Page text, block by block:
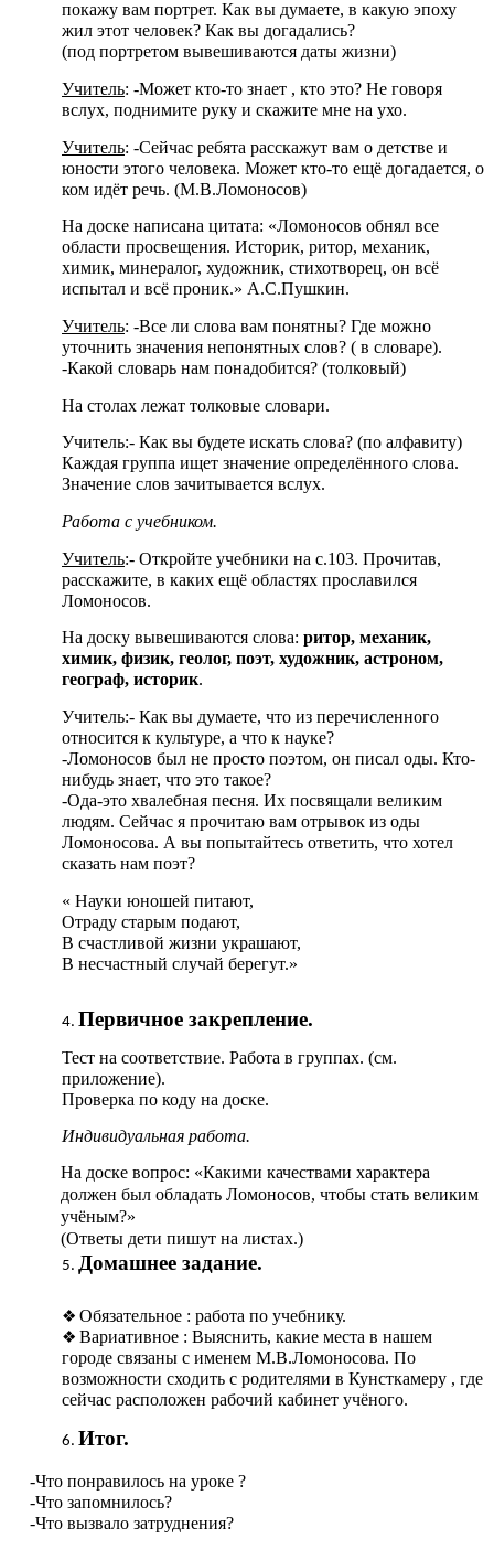
покажу вам портрет. Как вы думаете, в какую эпоху
жил этот человек? Как вы догадались?
(под портретом вывешиваются даты жизни)
Учитель: -Может кто-то знает , кто это? Не говоря
вслух, поднимите руку и скажите мне на ухо.
Учитель: -Сейчас ребята расскажут вам о детстве и
юности этого человека. Может кто-то ещё догадается, о
ком идёт речь. (М.В.Ломоносов)
На доске написана цитата: «Ломоносов обнял все
области просвещения. Историк, ритор, механик,
химик, минералог, художник, стихотворец, он всё
испытал и всё проник.» А.С.Пушкин.
Учитель: -Все ли слова вам понятны? Где можно
уточнить значения непонятных слов? ( в словаре).
-Какой словарь нам понадобится? (толковый)
На столах лежат толковые словари.
Учитель:- Как вы будете искать слова? (по алфавиту)
Каждая группа ищет значение определённого слова.
Значение слов зачитывается вслух.
Работа с учебником.
Учитель:- Откройте учебники на с.103. Прочитав,
расскажите, в каких ещё областях прославился
Ломоносов.
На доску вывешиваются слова: ритор, механик,
химик, физик, геолог, поэт, художник, астроном,
географ, историк.
Учитель:- Как вы думаете, что из перечисленного
относится к культуре, а что к науке?
-Ломоносов был не просто поэтом, он писал оды. Кто-
нибудь знает, что это такое?
-Ода-это хвалебная песня. Их посвящали великим
людям. Сейчас я прочитаю вам отрывок из оды
Ломоносова. А вы попытайтесь ответить, что хотел
сказать нам поэт?
« Науки юношей питают,
Отраду старым подают,
В счастливой жизни украшают,
В несчастный случай берегут.»
Первичное закрепление.
Тест на соответствие. Работа в группах. (см.
приложение).
Проверка по коду на доске.
Индивидуальная работа.
На доске вопрос: «Какими качествами характера
должен был обладать Ломоносов, чтобы стать великим
учёным?»
(Ответы дети пишут на листах.)
Домашнее задание.
Обязательное : работа по учебнику.
Вариативное : Выяснить, какие места в нашем
городе связаны с именем М.В.Ломоносова. По
возможности сходить с родителями в Кунсткамеру , где
сейчас расположен рабочий кабинет учёного.
Итог.
-Что понравилось на уроке ?
-Что запомнилось?
-Что вызвало затруднения?